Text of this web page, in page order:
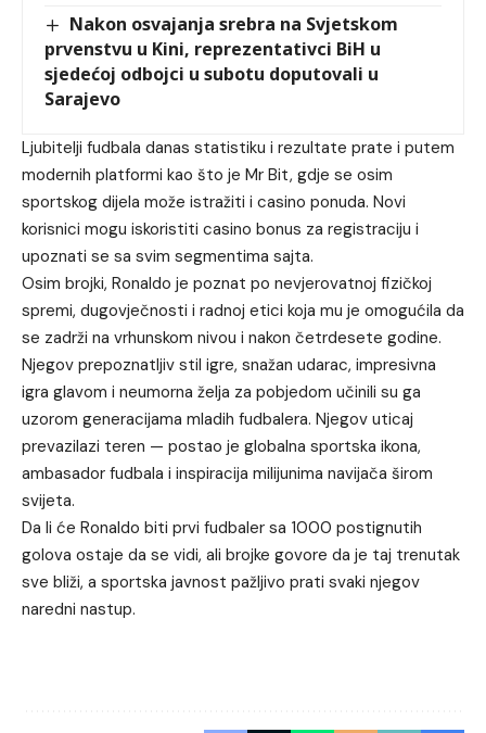
Nakon osvajanja srebra na Svjetskom
prvenstvu u Kini, reprezentativci BiH u
sjedećoj odbojci u subotu doputovali u
Sarajevo
Ljubitelji fudbala danas statistiku i rezultate prate i putem
modernih platformi kao što je Mr Bit, gdje se osim
sportskog dijela može istražiti i casino ponuda. Novi
korisnici mogu iskoristiti casino bonus za registraciju i
upoznati se sa svim segmentima sajta.
Osim brojki, Ronaldo je poznat po nevjerovatnoj fizičkoj
spremi, dugovječnosti i radnoj etici koja mu je omogućila da
se zadrži na vrhunskom nivou i nakon četrdesete godine.
Njegov prepoznatljiv stil igre, snažan udarac, impresivna
igra glavom i neumorna želja za pobjedom učinili su ga
uzorom generacijama mladih fudbalera. Njegov uticaj
prevazilazi teren — postao je globalna sportska ikona,
ambasador fudbala i inspiracija milijunima navijača širom
svijeta.
Da li će Ronaldo biti prvi fudbaler sa 1000 postignutih
golova ostaje da se vidi, ali brojke govore da je taj trenutak
sve bliži, a sportska javnost pažljivo prati svaki njegov
naredni nastup.